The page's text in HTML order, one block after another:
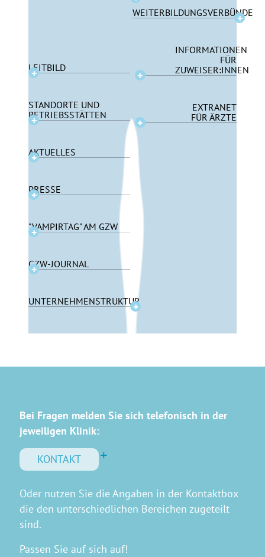
WEITERBILDUNGSVERBÜNDE
LEITBILD
STANDORTE UND
BETRIEBSSTÄTTEN
AKTUELLES
PRESSE
"VAMPIRTAG" AM GZW
GZW-JOURNAL
UNTERNEHMENSTRUKTUR
INFORMATIONEN
FÜR
ZUWEISER:INNEN
EXTRANET
FÜR ÄRZTE
Bei Fragen melden Sie sich telefonisch in der
jeweiligen Klinik:
KONTAKT
Oder nutzen Sie die Angaben in der Kontaktbox
die den unterschiedlichen Bereichen zugeteilt
sind.
Passen Sie auf sich auf!